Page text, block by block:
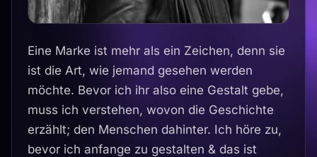
Eine Marke ist mehr als ein Zeichen, denn sie
ist die Art, wie jemand gesehen werden
möchte. Bevor ich ihr also eine Gestalt gebe,
muss ich verstehen, wovon die Geschichte
erzählt; den Menschen dahinter. Ich höre zu,
bevor ich anfange zu gestalten & das ist